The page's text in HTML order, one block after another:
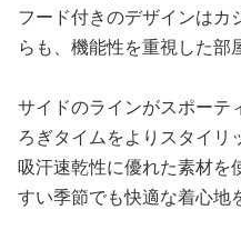
フード付きのデザインはカ
らも、機能性を重視した部
サイドのラインがスポーテ
ろぎタイムをよりスタイリ
吸汗速乾性に優れた素材を
すい季節でも快適な着心地